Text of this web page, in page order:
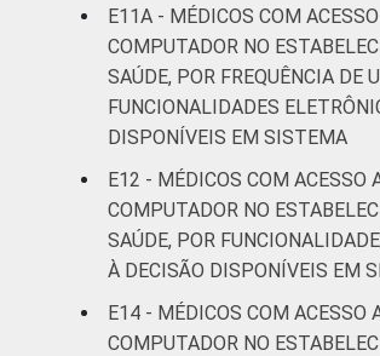
E11A - MÉDICOS COM
COMPUTADOR NO
SAÚDE, POR FREQUÊNCIA DE
FUNCIONALIDADES
DISPONÍVEIS EM SISTEMA
E12 - MÉDICOS COM ACESSO
COMPUTADOR NO
SAÚDE, POR
À DECISÃO DISPONÍVEIS EM
E14 - MÉDICOS COM ACESSO
COMPUTADOR NO